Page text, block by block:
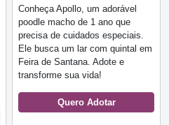
Conheça Apollo, um adorável
poodle macho de 1 ano que
precisa de cuidados especiais.
Ele busca um lar com quintal em
Feira de Santana. Adote e
transforme sua vida!
Quero Adotar